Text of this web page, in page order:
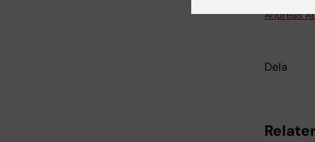
Andreas
Dela